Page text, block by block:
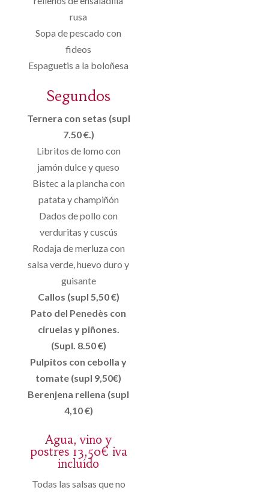
rusa
Sopa de pescado con
fideos
Espaguetis a la boloñesa
Segundos
Ternera con setas (supl
7.50 €.)
Libritos de lomo con
jamón dulce y queso
Bistec a la plancha con
patata y champiñón
Dados de pollo con
verduritas y cuscús
Rodaja de merluza con
salsa verde, huevo duro y
guisante
Callos (supl 5,50 €)
Pato del Penedès con
ciruelas y piñones.
(Supl. 8.50 €)
Pulpitos con cebolla y
tomate (supl 9,50€)
Berenjena rellena (supl
4,10 €)
Agua, vino y
postres 13,50€ iva
incluído
Todas las salsas que no